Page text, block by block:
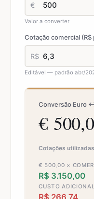
€
Valor a converter
Cotação comercial (R$
R$
Editável — padrão abr/
Conversão Euro
€
Cotações utilizadas
€ 500,00 ×
R$ 3.150,00
CUSTO
R$ 266,74